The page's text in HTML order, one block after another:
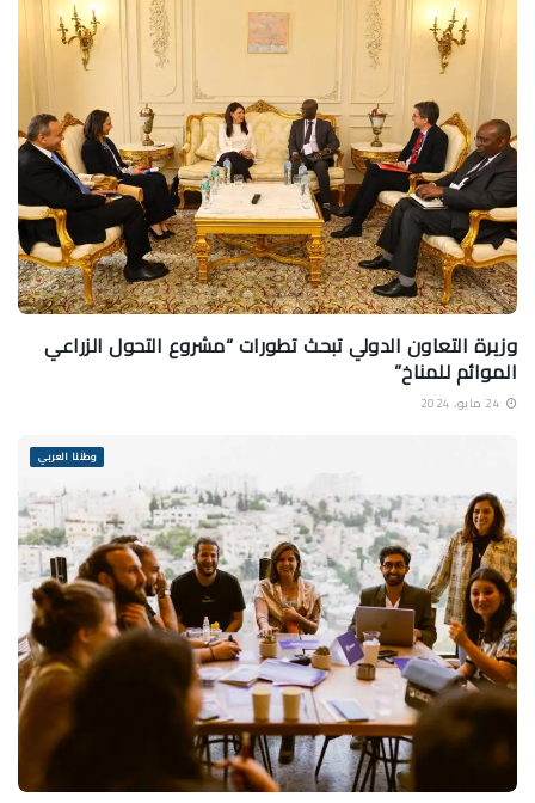
وزيرة التعاون الدولي تبحث تطورات “مشروع التحول الزراعي
الموائم للمناخ”
وطننا العربي